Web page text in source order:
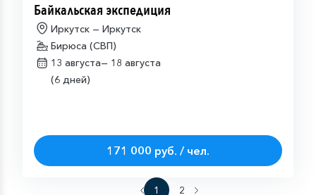
Байкальская экспедиция
Иркутск — Иркутск
Бирюса (СВП)
13 августа— 18 августа
(6 дней)
171 000 руб. / чел.
1 2